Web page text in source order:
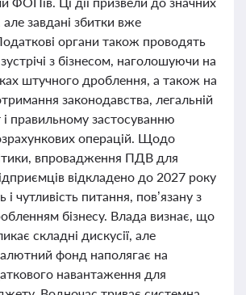
завдані збитки вже
органи також проводять
з бізнесом, наголошуючи на
штучного дроблення, а також на
законодавства, легальній
і правильному застосуванню
операцій. Щодо
впровадження ПДВ для
відкладено до 2027 року
і чутливість питання, пов’язану з
бізнесу. Влада визнає, що
складні дискусії, але
фонд наполягає на
навантаження для